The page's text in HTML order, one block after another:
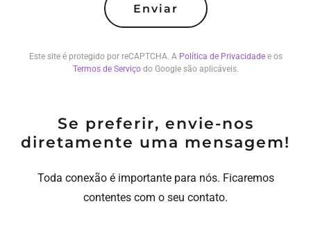
Enviar
Este site é protegido por reCAPTCHA. A Política de Privacidadee os
Termos de Serviçodo Google são aplicáveis.
Se preferir, envie-nos
diretamente uma mensagem!
Toda conexão é importante para nós. Ficaremos
contentes com o seu contato.